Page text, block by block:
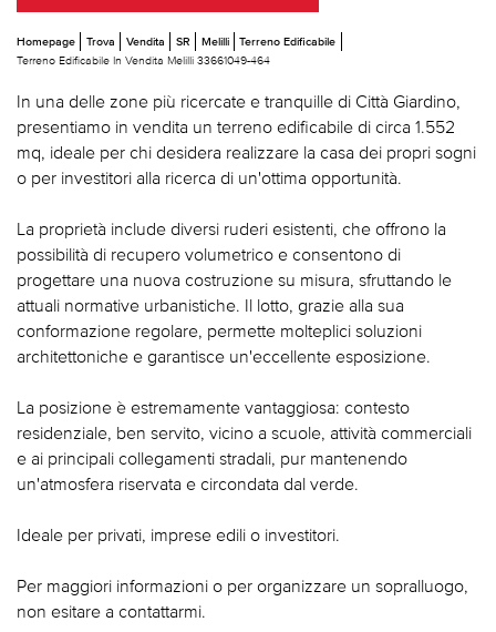
Homepage Trova Vendita SR Melilli
Terreno Edificabile
Terreno Edificabile In Vendita Melilli 33661049-464
In una delle zone più ricercate e tranquille di Città Giardino,
presentiamo in vendita un terreno edificabile di circa 1.552
mq, ideale per chi desidera realizzare la casa dei propri sogni
o per investitori alla ricerca di un'ottima opportunità.
La proprietà include diversi ruderi esistenti, che offrono la
possibilità di recupero volumetrico e consentono di
progettare una nuova costruzione su misura, sfruttando le
attuali normative urbanistiche. Il lotto, grazie alla sua
conformazione regolare, permette molteplici soluzioni
architettoniche e garantisce un'eccellente esposizione.
La posizione è estremamente vantaggiosa: contesto
residenziale, ben servito, vicino a scuole, attività commerciali
e ai principali collegamenti stradali, pur mantenendo
un'atmosfera riservata e circondata dal verde.
Ideale per privati, imprese edili o investitori.
Per maggiori informazioni o per organizzare un sopralluogo,
non esitare a contattarmi.